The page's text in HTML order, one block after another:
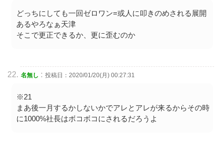
どっちにしても一回ゼロワン=或人に叩きのめされる展開
あるやろなぁ天津
そこで更正できるか、更に歪むのか
名無し : 投稿日：2020/01/20(月) 00:27:31
※21
まあ後一月するかしないかでアレとアレが来るからその時
に1000%社長はボコボコにされるだろうよ